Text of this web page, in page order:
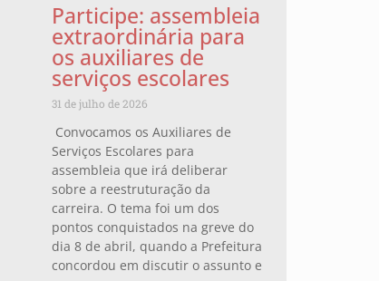
Participe: assembleia
extraordinária para
os auxiliares de
serviços escolares
31 de julho de 2026
Convocamos os Auxiliares de
Serviços Escolares para
assembleia que irá deliberar
sobre a reestruturação da
carreira. O tema foi um dos
pontos conquistados na greve do
dia 8 de abril, quando a Prefeitura
concordou em discutir o assunto e